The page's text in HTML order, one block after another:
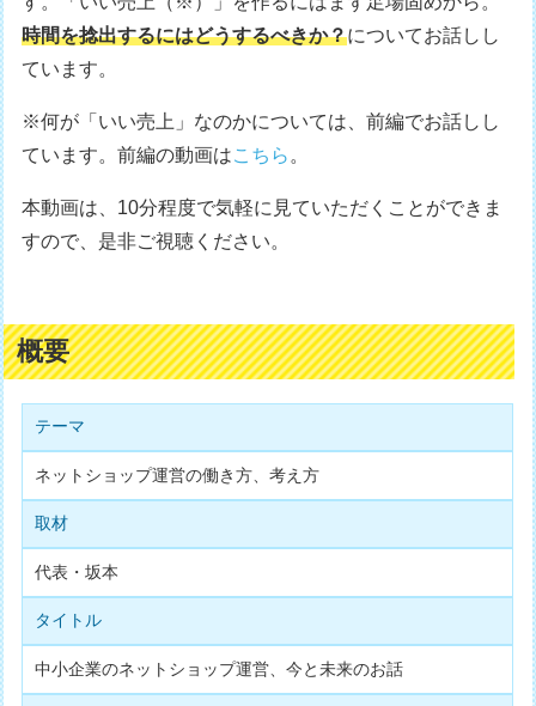
時間を捻出するにはどうするべきか？についてお話しし
ています。
※何が「いい売上」なのかについては、前編でお話しし
ています。前編の動画はこちら 。
本動画は、10分程度で気軽に見ていただくことができま
すので、是非ご視聴ください。
概要
テーマ
ネットショップ運営の働き方、考え方
取材
代表・坂本
タイトル
中小企業のネットショップ運営、今と未来のお話